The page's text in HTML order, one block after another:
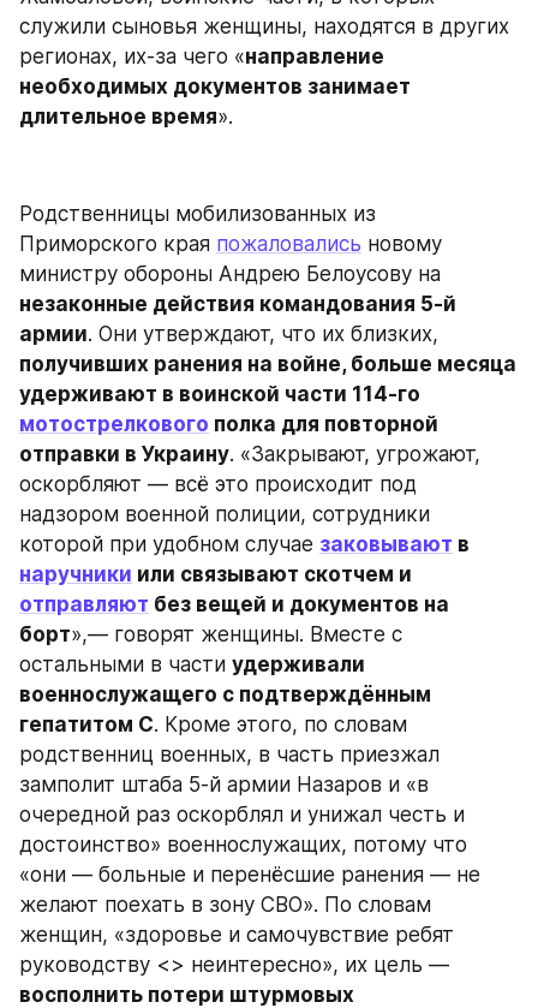
служили сыновья женщины, находятся в других
регионах, их-за чего «направление
необходимых документов занимает
длительное время».
Родственницы мобилизованных из
Приморского края пожаловались новому
незаконные действия командования 5-й
армии
получивших ранения на войне, больше месяца
мотострелкового полка для повторной
отправки в Украину. «‎Закрывают, угрожают,
оскорбляют — всё это происходит под
надзором военной полиции, сотрудники
которой при удобном случае заковывают
наручники
отправляют без вещей и документов на
борт»‎,— говорят женщины. Вместе с
остальными в части удерживали
военнослужащего с подтверждённым
гепатитом С. Кроме этого, по словам
родственниц военных, в часть приезжал
замполит штаба 5-й армии Назаров и «‎в
очередной раз оскорблял и унижал честь и
достоинство» военнослужащих, потому что
«они — больные и перенёсшие ранения — не
желают поехать в зону СВО»‎. По словам
женщин, «здоровье и самочувствие ребят
восполнить потери штурмовых